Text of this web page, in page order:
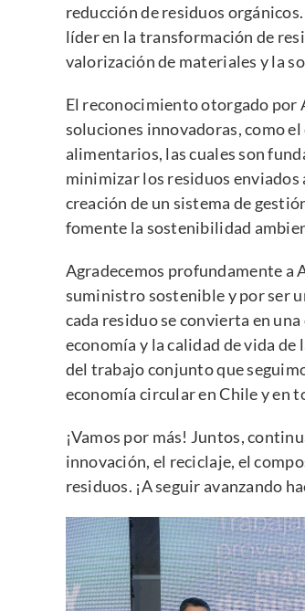
reducción de residuos
líder en la transformación de
valorización de materiales y la
El reconocimiento otorgado por
soluciones innovadoras, como
alimentarios, las cuales son
minimizar los residuos
creación de un sistema de
fomente la sostenibilidad
Agradecemos profundamente a
suministro sostenible y por ser
cada residuo se convierta en
economía y la calidad de vida
del trabajo conjunto que
economía circular en Chile y en
¡Vamos por más! Juntos,
innovación, el reciclaje, el
residuos. ¡A seguir avanzando